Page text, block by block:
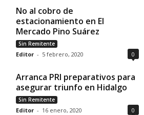
No al cobro de
estacionamiento en El
Mercado Pino Suárez
Sin Remitente
Editor - 5 febrero, 2020 0
Arranca PRI preparativos para
asegurar triunfo en Hidalgo
Sin Remitente
Editor - 16 enero, 2020 0